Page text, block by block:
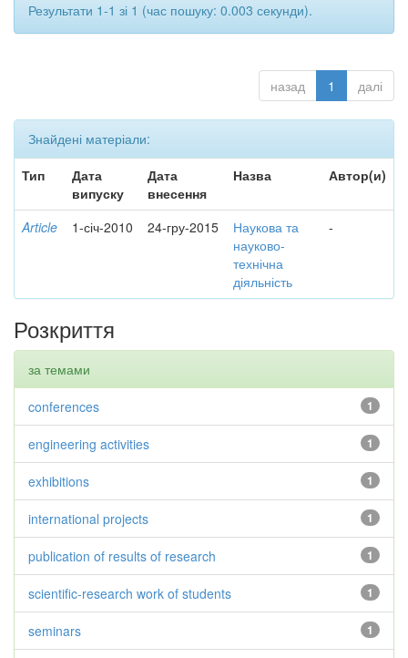
Результати 1-1 зі 1 (час пошуку: 0.003 секунди).
назад 1 далі
Знайдені матеріали:
Тип
Дата
випуску
Дата
внесення
Назва Автор(и)
Article 1-січ-2010 24-гру-2015
Наукова та
науково-
технічна
діяльність
-
Розкриття
за темами
1
conferences
1
engineering activities
1
exhibitions
1
international projects
1
publication of results of research
1
scientific-research work of students
1
seminars